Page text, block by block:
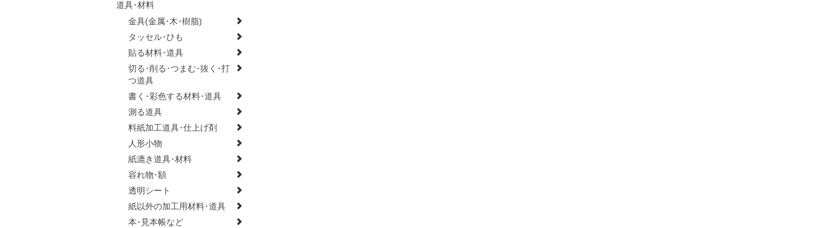
道具･材料
金具(金属･木･樹脂)
タッセル･ひも
貼る材料･道具
切る･削る･つまむ･抜く･打
つ道具
書く･彩色する材料･道具
測る道具
料紙加工道具･仕上げ剤
人形小物
紙漉き道具･材料
容れ物･額
透明シート
紙以外の加工用材料･道具
本･見本帳など